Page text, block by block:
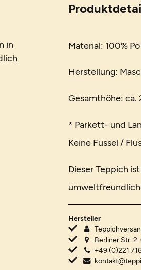
in
Material: 100%
Herstellung:
Gesamthöhe: ca.
* Parkett- und
Keine Fussel /
Dieser Teppich
Hersteller
Berliner Str.
+49 (0)221